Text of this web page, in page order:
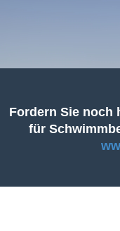
Fordern Sie noch
für